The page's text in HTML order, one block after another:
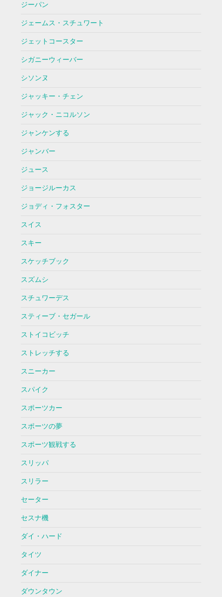
ジーパン
ジェームス・スチュワート
ジェットコースター
シガニーウィーバー
シソンヌ
ジャッキー・チェン
ジャック・ニコルソン
ジャンケンする
ジャンバー
ジュース
ジョージルーカス
ジョディ・フォスター
スイス
スキー
スケッチブック
スズムシ
スチュワーデス
スティーブ・セガール
ストイコビッチ
ストレッチする
スニーカー
スパイク
スポーツカー
スポーツの夢
スポーツ観戦する
スリッパ
スリラー
セーター
セスナ機
ダイ・ハード
タイツ
ダイナー
ダウンタウン